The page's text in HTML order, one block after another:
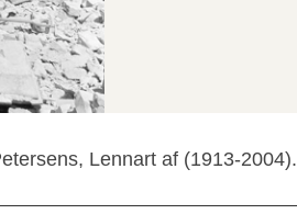
Lennart af (1913-2004).